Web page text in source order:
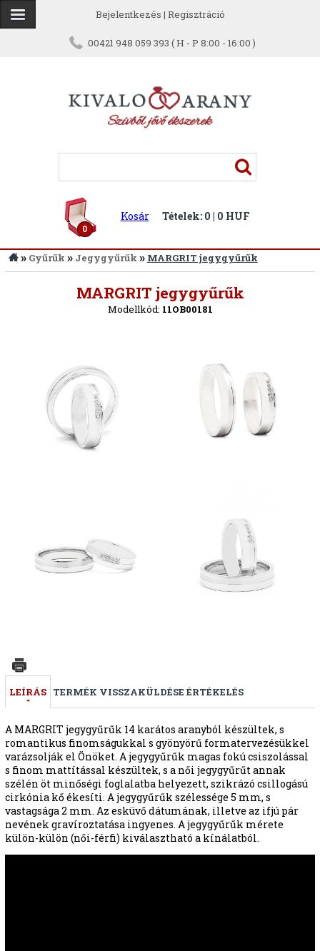
Bejelentkezés | Regisztráció
00421 948 059 393 ( H - P 8:00 - 16:00 )
0
Kosár Tételek: 0 | 0 HUF
» Gyűrűk » Jegygyűrűk » MARGRIT jegygyűrűk
MARGRIT jegygyűrűk
Modellkód: 11OB00181
LEÍRÁS TERMÉK VISSZAKÜLDÉSE ÉRTÉKELÉS
A MARGRIT jegygyűrűk 14 karátos aranyból készültek, s
romantikus finomságukkal s gyönyörű formatervezésükkel
varázsolják el Önöket. A jegygyűrűk magas fokú csiszolással
s finom mattítással készültek, s a női jegygyűrűt annak
szélén öt minőségi foglalatba helyezett, szikrázó csillogású
cirkónia kő ékesíti. A jegygyűrűk szélessége 5 mm, s
vastagsága 2 mm. Az esküvő dátumának, illetve az ifjú pár
nevének gravíroztatása ingyenes. A jegygyűrűk mérete
külön-külön (női-férfi) kiválasztható a kínálatból.